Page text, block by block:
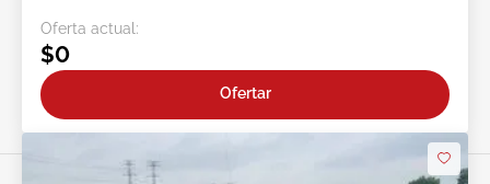
Oferta actual:
$0
Ofertar